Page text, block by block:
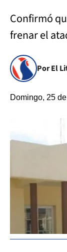
Confirmó
frenar el
Por El
Domingo, 25